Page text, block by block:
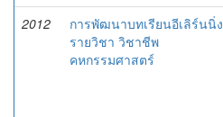
2012
การพัฒนาบทเรียนอีเลิร์นนิ่ง
รายวิชา วิชาชีพ
คหกรรมศาสตร์